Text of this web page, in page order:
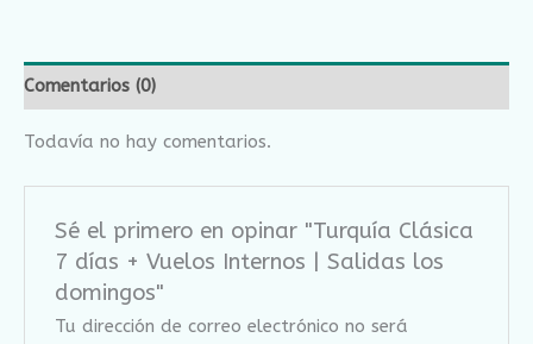
Comentarios (0)
Todavía no hay comentarios.
Sé el primero en opinar "Turquía Clásica
7 días + Vuelos Internos | Salidas los
domingos"
Tu dirección de correo electrónico no será